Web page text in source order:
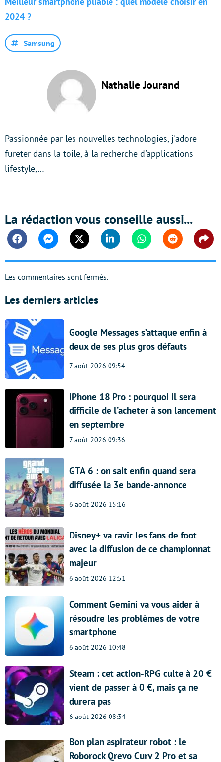
2024 ?
Samsung
Nathalie Jourand
Passionnée par les nouvelles technologies, j'adore
fureter dans la toile, à la recherche d'applications
lifestyle,…
La rédaction vous conseille aussi...
FacebookMessengerTwitter Linkedin WhatsappReddit
Les commentaires sont fermés.
Les derniers articles
Google Messages s’attaque enfin à
deux de ses plus gros défauts
7 août 2026 09:54
iPhone 18 Pro : pourquoi il sera
difficile de l’acheter à son lancement
en septembre
7 août 2026 09:36
GTA 6 : on sait enfin quand sera
diffusée la 3e bande-annonce
6 août 2026 15:16
Disney+ va ravir les fans de foot
avec la diffusion de ce championnat
majeur
6 août 2026 12:51
Comment Gemini va vous aider à
résoudre les problèmes de votre
smartphone
6 août 2026 10:48
Steam : cet action-RPG culte à 20 €
vient de passer à 0 €, mais ça ne
durera pas
6 août 2026 08:34
Bon plan aspirateur robot : le
Roborock Qrevo Curv 2 Pro et sa